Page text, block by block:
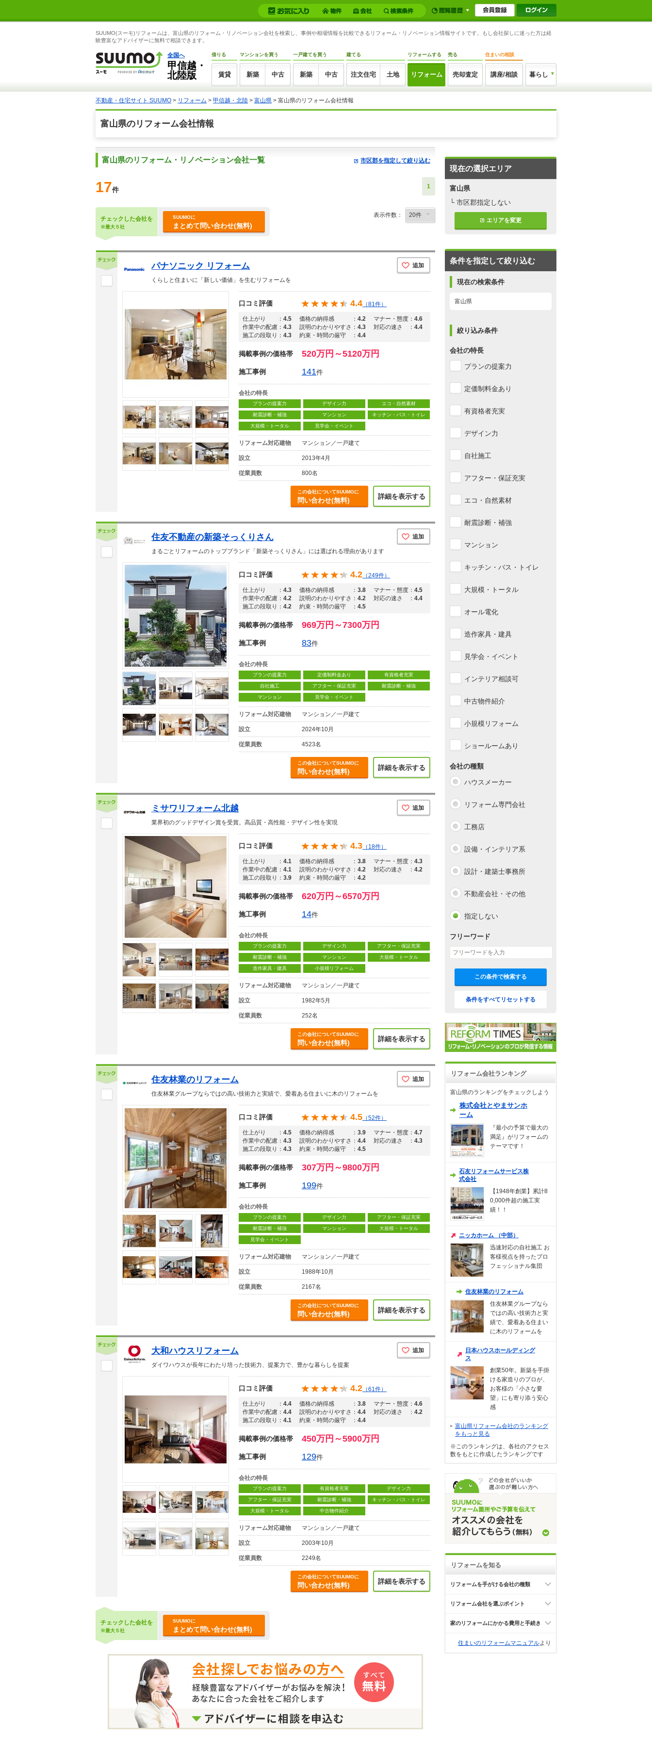
SUUMO(スーモ)リフォームは、富山県のリフォーム・リノベーション会社を検索し、事例や相場情報を比較できるリフォーム・リノベーション情報サイトです。もし会社探しに迷った方は経
験豊富なアドバイザーに無料で相談できます。
全国へ
甲信越・
北陸版
借りる
賃貸
マンションを買う
新築 中古
一戸建てを買う
新築 中古
建てる
注文住宅 土地
リフォームする
リフォーム
売る
売却査定
住まいの相談
講座/相談 暮らし
不動産・住宅サイト SUUMO > リフォーム > 甲信越・北陸 > 富山県 > 富山県のリフォーム会社情報
富山県のリフォーム会社情報
富山県のリフォーム・リノベーション会社一覧 市区郡を指定して絞り込む
17件 1
チェックした会社を
※最大５社
SUUMOに
まとめて問い合わせ(無料)
表示件数：
パナソニック リフォーム 追加
くらしと住まいに「新しい価値」を生むリフォームを
口コミ評価 4.4 （81件）
仕上がり ： 4.5 価格の納得感 ： 4.2 マナー・態度 ： 4.6
作業中の配慮 ： 4.3 説明のわかりやすさ ： 4.3 対応の速さ ： 4.4
施工の段取り ： 4.3 約束・時間の厳守 ： 4.4
掲載事例の価格帯 520万円～5120万円
施工事例 141件
会社の特長
プランの提案力 デザイン力 エコ・自然素材
耐震診断・補強 マンション キッチン・バス・トイレ
大規模・トータル 見学会・イベント
リフォーム対応建物 マンション／一戸建て
設立 2013年4月
従業員数 800名
この会社についてSUUMOに
問い合わせ(無料)
詳細を表示する
住友不動産の新築そっくりさん 追加
まるごとリフォームのトップブランド「新築そっくりさん」には選ばれる理由があります
口コミ評価 4.2 （249件）
仕上がり ： 4.3 価格の納得感 ： 3.8 マナー・態度 ： 4.5
作業中の配慮 ： 4.2 説明のわかりやすさ ： 4.2 対応の速さ ： 4.4
施工の段取り ： 4.2 約束・時間の厳守 ： 4.5
掲載事例の価格帯 969万円～7300万円
施工事例 83件
会社の特長
プランの提案力 定価制料金あり 有資格者充実
自社施工 アフター・保証充実 耐震診断・補強
マンション 見学会・イベント
リフォーム対応建物 マンション／一戸建て
設立 2024年10月
従業員数 4523名
この会社についてSUUMOに
問い合わせ(無料)
詳細を表示する
ミサワリフォーム北越 追加
業界初のグッドデザイン賞を受賞。高品質・高性能・デザイン性を実現
口コミ評価 4.3 （18件）
仕上がり ： 4.1 価格の納得感 ： 3.8 マナー・態度 ： 4.3
作業中の配慮 ： 4.1 説明のわかりやすさ ： 4.2 対応の速さ ： 4.2
施工の段取り ： 3.9 約束・時間の厳守 ： 4.2
掲載事例の価格帯 620万円～6570万円
施工事例 14件
会社の特長
プランの提案力 デザイン力 アフター・保証充実
耐震診断・補強 マンション 大規模・トータル
造作家具・建具 小規模リフォーム
リフォーム対応建物 マンション／一戸建て
設立 1982年5月
従業員数 252名
この会社についてSUUMOに
問い合わせ(無料)
詳細を表示する
住友林業のリフォーム 追加
住友林業グループならではの高い技術力と実績で、愛着ある住まいに木のリフォームを
口コミ評価 4.5 （52件）
仕上がり ： 4.5 価格の納得感 ： 3.9 マナー・態度 ： 4.7
作業中の配慮 ： 4.3 説明のわかりやすさ ： 4.4 対応の速さ ： 4.3
施工の段取り ： 4.3 約束・時間の厳守 ： 4.5
掲載事例の価格帯 307万円～9800万円
施工事例 199件
会社の特長
プランの提案力 デザイン力 アフター・保証充実
耐震診断・補強 マンション 大規模・トータル
見学会・イベント
リフォーム対応建物 マンション／一戸建て
設立 1988年10月
従業員数 2167名
この会社についてSUUMOに
問い合わせ(無料)
詳細を表示する
大和ハウスリフォーム 追加
ダイワハウスが長年にわたり培った技術力、提案力で、豊かな暮らしを提案
口コミ評価 4.2 （61件）
仕上がり ： 4.4 価格の納得感 ： 3.8 マナー・態度 ： 4.6
作業中の配慮 ： 4.4 説明のわかりやすさ ： 4.4 対応の速さ ： 4.2
施工の段取り ： 4.1 約束・時間の厳守 ： 4.4
掲載事例の価格帯 450万円～5900万円
施工事例 129件
会社の特長
プランの提案力 有資格者充実 デザイン力
アフター・保証充実 耐震診断・補強 キッチン・バス・トイレ
大規模・トータル 中古物件紹介
リフォーム対応建物 マンション／一戸建て
設立 2003年10月
従業員数 2249名
この会社についてSUUMOに
問い合わせ(無料)
詳細を表示する
チェックした会社を
※最大５社
SUUMOに
まとめて問い合わせ(無料)
現在の選択エリア
富山県
└ 市区郡指定しない
エリアを変更
条件を指定して絞り込む
現在の検索条件
富山県
絞り込み条件
会社の特長
プランの提案力
定価制料金あり
有資格者充実
デザイン力
自社施工
アフター・保証充実
エコ・自然素材
耐震診断・補強
マンション
キッチン・バス・トイレ
大規模・トータル
オール電化
造作家具・建具
見学会・イベント
インテリア相談可
中古物件紹介
小規模リフォーム
ショールームあり
会社の種類
ハウスメーカー
リフォーム専門会社
工務店
設備・インテリア系
設計・建築士事務所
不動産会社・その他
指定しない
フリーワード
この条件で検索する
条件をすべてリセットする
リフォーム会社ランキング
富山県のランキングをチェックしよう
株式会社とやまサンホ
ーム
『最小の予算で最大の
満足』がリフォームの
テーマです！
石友リフォームサービス株
式会社
【1948年創業】累計8
0,000件超の施工実
績！！
ニッカホーム （中部）
迅速対応の自社施工 お
客様視点を持ったプロ
フェッショナル集団
住友林業のリフォーム
住友林業グループなら
ではの高い技術力と実
績で、愛着ある住まい
に木のリフォームを
日本ハウスホールディング
ス
創業50年。新築を手掛
ける家造りのプロが、
お客様の「小さな要
望」にも寄り添う安心
感
富山県リフォーム会社のランキング
をもっと見る
※このランキングは、各社のアクセス
数をもとに作成したランキングです
リフォームを知る
リフォームを手がける会社の種類
リフォーム会社を選ぶポイント
家のリフォームにかかる費用と手続き
住まいのリフォームマニュアルより